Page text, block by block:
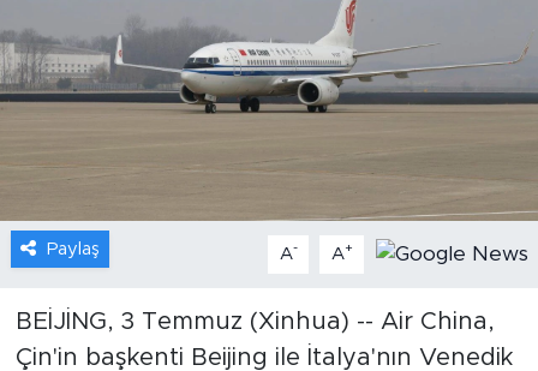
Paylaş A- A+
BEİJİNG, 3 Temmuz (Xinhua) -- Air China,
Çin'in başkenti Beijing ile İtalya'nın Venedik
Çin Fuarları
Gündem
Xinhua